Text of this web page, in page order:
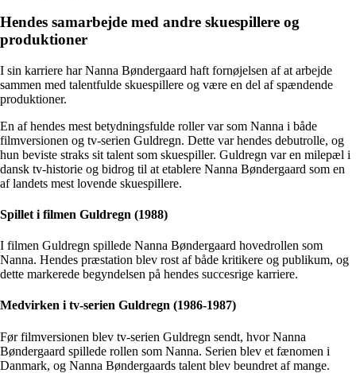
Hendes samarbejde med andre skuespillere og
produktioner
I sin karriere har Nanna Bøndergaard haft fornøjelsen af at arbejde
sammen med talentfulde skuespillere og være en del af spændende
produktioner.
En af hendes mest betydningsfulde roller var som Nanna i både
filmversionen og tv-serien Guldregn. Dette var hendes debutrolle, og
hun beviste straks sit talent som skuespiller. Guldregn var en milepæl i
dansk tv-historie og bidrog til at etablere Nanna Bøndergaard som en
af landets mest lovende skuespillere.
Spillet i filmen Guldregn (1988)
I filmen Guldregn spillede Nanna Bøndergaard hovedrollen som
Nanna. Hendes præstation blev rost af både kritikere og publikum, og
dette markerede begyndelsen på hendes succesrige karriere.
Medvirken i tv-serien Guldregn (1986-1987)
Før filmversionen blev tv-serien Guldregn sendt, hvor Nanna
Bøndergaard spillede rollen som Nanna. Serien blev et fænomen i
Danmark, og Nanna Bøndergaards talent blev beundret af mange.